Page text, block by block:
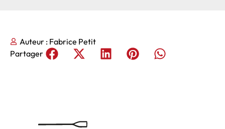
Partager
Auteur : Fabrice Petit